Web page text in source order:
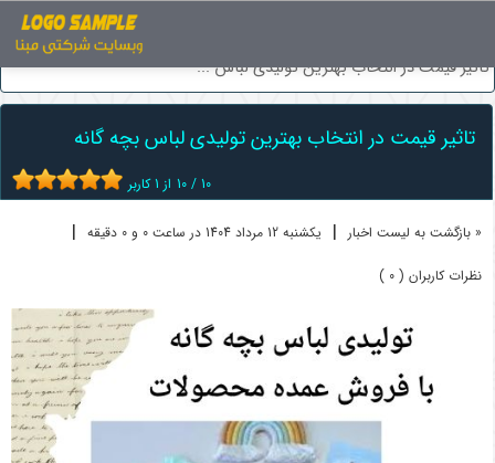
تاثیر قیمت در انتخاب بهترین تولیدی لباس ...
تاثیر قیمت در انتخاب بهترین تولیدی لباس بچه گانه
10 / 10 از 1کاربر
« بازگشت به لیست اخبار | یکشنبه 12 مرداد 1404 در ساعت 0 و 0 دقیقه |
نظرات کاربران ( 0 )